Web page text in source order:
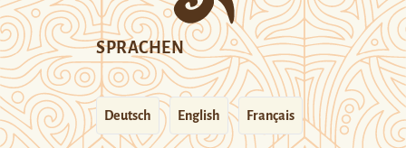
SPRACHEN
Deutsch English Français